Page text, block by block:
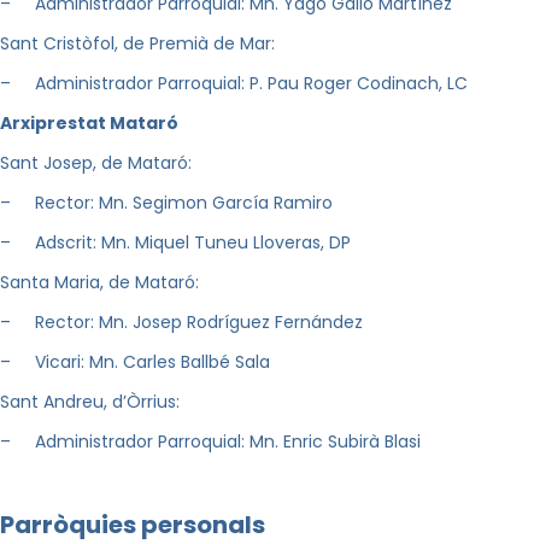
Sant Cristòfol, de Premià de Mar:
– Administrador Parroquial: P. Pau Roger Codinach, LC
Arxiprestat Mataró
Sant Josep, de Mataró:
– Rector: Mn. Segimon García Ramiro
– Adscrit: Mn. Miquel Tuneu Lloveras, DP
Santa Maria, de Mataró:
– Rector: Mn. Josep Rodríguez Fernández
– Vicari: Mn. Carles Ballbé Sala
Sant Andreu, d’Òrrius:
– Administrador Parroquial: Mn. Enric Subirà Blasi
Parròquies personals